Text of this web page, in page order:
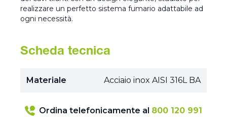
realizzare un perfetto sistema fumario adattabile ad
ogni necessità.
Scheda tecnica
Materiale Acciaio inox AISI 316L BA
Ordina telefonicamente al 800 120 991